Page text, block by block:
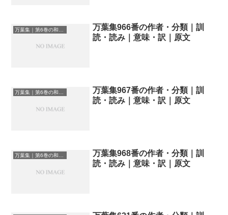
万葉集966番の作者・分類｜訓
読・読み｜意味・訳｜原文
万葉集｜第6巻の和歌一覧
万葉集967番の作者・分類｜訓
読・読み｜意味・訳｜原文
万葉集968番の作者・分類｜訓
読・読み｜意味・訳｜原文